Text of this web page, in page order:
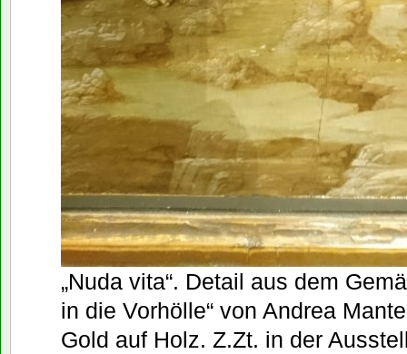
„Nuda vita“. Detail aus dem
in die Vorhölle“ von Andrea
Gold auf Holz. Z.Zt. in der